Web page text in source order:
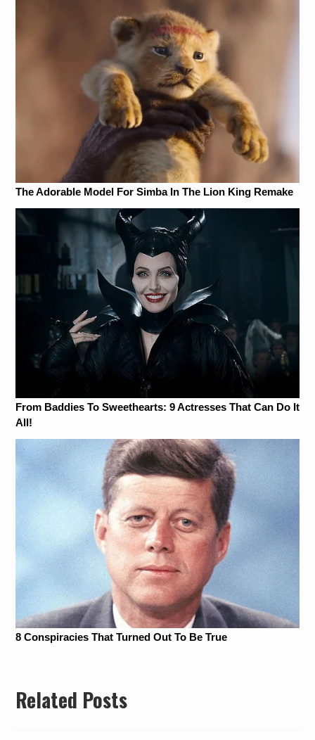
Related Posts